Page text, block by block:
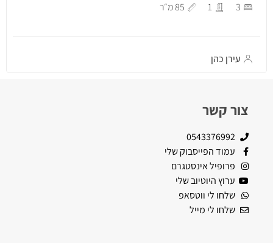
3
1 85 מ״ר
עירן כהן
צור קשר
0543376992
עמוד הפייסבוק שלי
פרופיל אינסטגרם
ערוץ היוטיוב שלי
שלחו לי ווטסאפ
שלחו לי מייל